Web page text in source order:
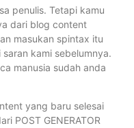
penulis. Tetapi kamu
dari blog content
masukan spintax itu
saran kami sebelumnya.
manusia sudah anda
yang baru selesai
POST GENERATOR